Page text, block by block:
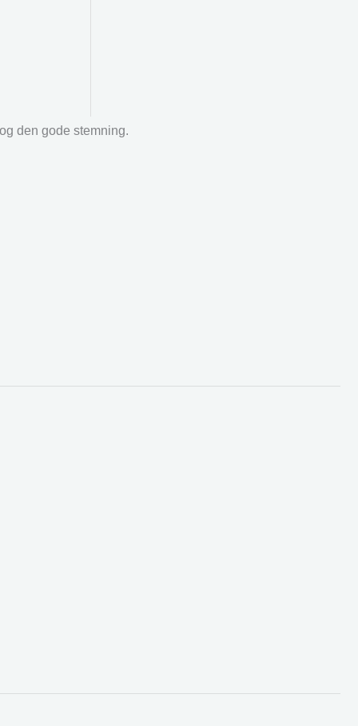
den gode stemning.